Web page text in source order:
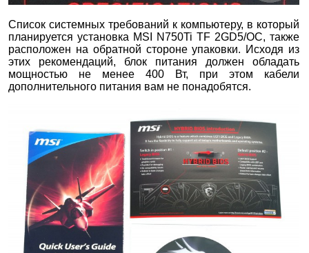
Список системных требований к компьютеру, в который
планируется установка MSI N750Ti TF 2GD5/ОС, также
расположен на обратной стороне упаковки. Исходя из
этих рекомендаций, блок питания должен обладать
мощностью не менее 400 Вт, при этом кабели
дополнительного питания вам не понадобятся.